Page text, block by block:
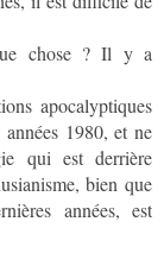
chose ? Il y a
apocalyptiques
1980, et ne
qui est derrière
bien que
années, est